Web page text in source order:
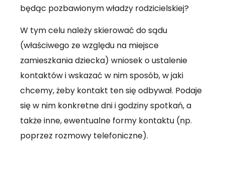
będąc pozbawionym władzy rodzicielskiej?
W tym celu należy skierować do sądu
(właściwego ze względu na miejsce
zamieszkania dziecka) wniosek o ustalenie
kontaktów i wskazać w nim sposób, w jaki
chcemy, żeby kontakt ten się odbywał. Podaje
się w nim konkretne dni i godziny spotkań, a
także inne, ewentualne formy kontaktu (np.
poprzez rozmowy telefoniczne).